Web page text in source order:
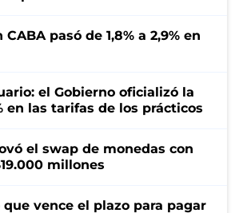
pasó de 1,8% a 2,9% en
el Gobierno oficializó la
en las tarifas de los prácticos
el swap de monedas con
millones
vence el plazo para pagar